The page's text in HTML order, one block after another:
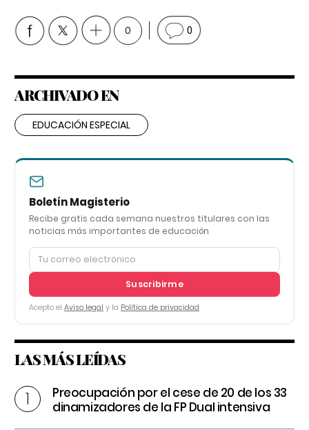
0 0
ARCHIVADO EN
EDUCACIÓN ESPECIAL
Boletín Magisterio
Recibe gratis cada semana nuestros titulares con las
noticias más importantes de educación
Suscribirme
Acepto el Aviso legal y la Política de privacidad
LAS MÁS LEÍDAS
Preocupación por el cese de 20 de los 33
dinamizadores de la FP Dual intensiva